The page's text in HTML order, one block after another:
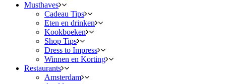
Musthaves
Cadeau Tips
Eten en drinken
Kookboeken
Shop Tips
Dress to Impress
Winnen en Korting
Restaurants
Amsterdam